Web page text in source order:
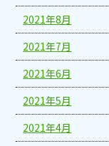
2021年8月
2021年7月
2021年6月
2021年5月
2021年4月